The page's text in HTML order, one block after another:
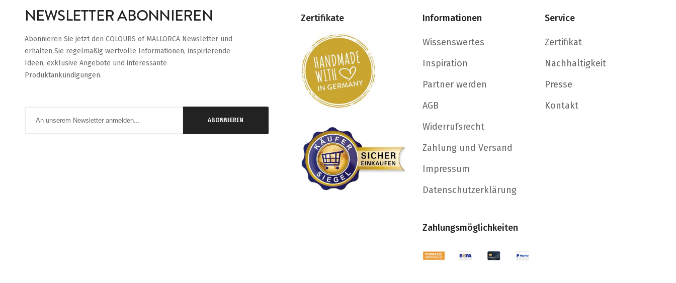
NEWSLETTER ABONNIEREN
Abonnieren Sie jetzt den COLOURS of MALLORCA Newsletter und
erhalten Sie regelmäßig wertvolle Informationen, inspirierende
Ideen, exklusive Angebote und interessante
Produktankündigungen.
ABONNIEREN
Zertifikate Informationen
Wissenswertes
Inspiration
Partner werden
AGB
Widerrufsrecht
Zahlung und Versand
Impressum
Datenschutzerklärung
Zahlungsmöglichkeiten
Service
Zertifikat
Nachhaltigkeit
Presse
Kontakt